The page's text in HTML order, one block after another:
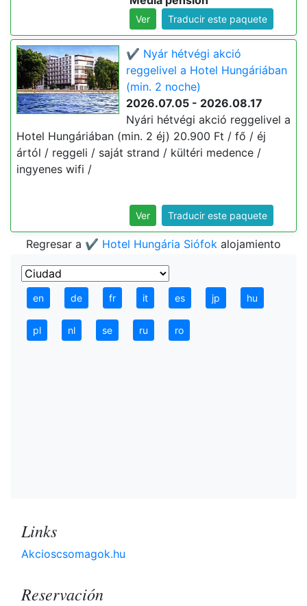
Ver Traducir este paquete
✔️ Nyár hétvégi akció
reggelivel a Hotel Hungáriában
(min. 2 noche)
2026.07.05 - 2026.08.17
Nyári hétvégi akció reggelivel a
Hotel Hungáriában (min. 2 éj) 20.900 Ft / fő / éj
ártól / reggeli / saját strand / kültéri medence /
ingyenes wifi /
Ver Traducir este paquete
Regresar a ✔️ Hotel Hungária Siófok alojamiento
en de fr it es jp hu
pl nl se ru ro
Links
Akcioscsomagok.hu
Reservación